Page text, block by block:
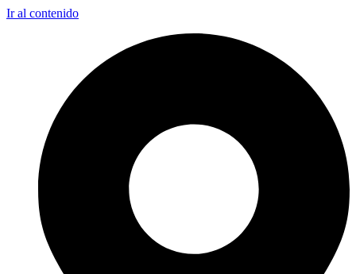
Ir al contenido